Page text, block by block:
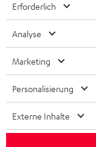
ULTIMA-SERIE
IN-EAR-KOPFHÖRER
FANSHOP
NEUHEITEN
UNSER MANAGEMENT
NACHHALTIGKEIT
UNSERE WERTE
BILDUNGSRABATT
POLEN
SPANIEN
ITALIEN
Technische Änderungen,
Fotos abgebildete
Entsorgungsgebühren für
Erforderlich
Analyse
Marketing
Personalisierung
Externe Inhalte